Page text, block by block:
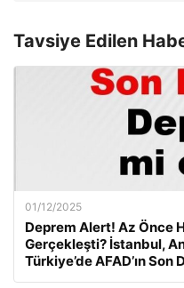
Tavsiye Edilen
01/12/2025
Deprem Alert! Az Önce
Gerçekleşti? İstanbul,
Türkiye’de AFAD’ın